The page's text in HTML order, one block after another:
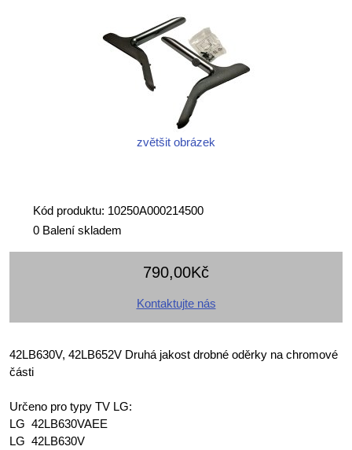
zvětšit obrázek
Kód produktu: 10250A000214500
0 Balení skladem
790,00Kč
Kontaktujte nás
42LB630V, 42LB652V Druhá jakost drobné oděrky na chromové
části
Určeno pro typy TV LG:
LG 42LB630VAEE
LG 42LB630V